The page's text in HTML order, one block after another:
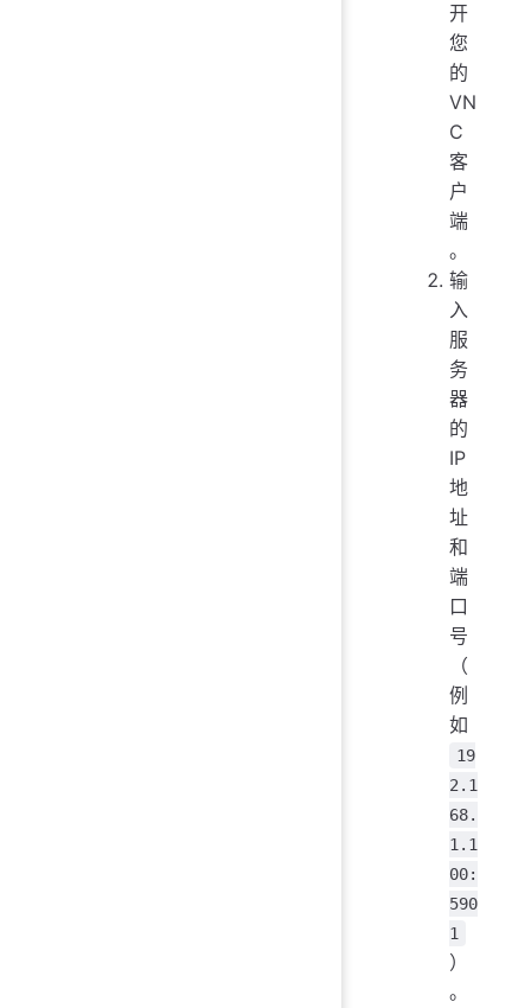
开
您
的
VN
C
客
户
端
。
输
入
服
务
器
的
IP
地
址
和
端
口
号
（
例
如
19
2.1
68.
1.1
00:
590
1
）
。